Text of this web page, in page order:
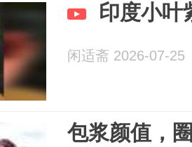
印度小叶
闲适斋 2026-07-25
包浆颜值，